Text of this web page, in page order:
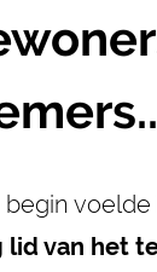
begin voelde
lid van het